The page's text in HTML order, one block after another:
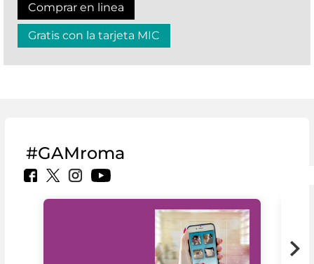
Comprar en linea
Gratis con la tarjeta MIC
#GAMroma